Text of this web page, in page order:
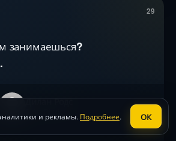
29
занимаешься?
Дилан Родс
и рекламы. Подробнее. ОК